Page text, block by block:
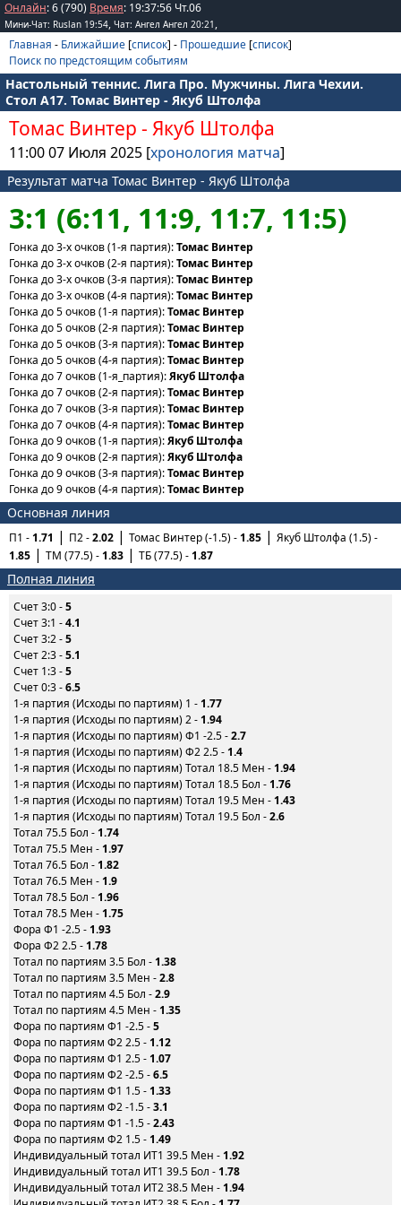
Онлайн: 6 (790) Время: 19:37:56 Чт.06
Мини-Чат: Ruslan 19:54, Чат: Ангел Ангел 20:21 ,
Главная - Ближайшие [список] - Прошедшие [список]
Поиск по предстоящим событиям
Настольный теннис. Лига Про. Мужчины. Лига Чехии.
Стол А17. Томас Винтер - Якуб Штолфа
Томас Винтер - Якуб Штолфа
11:00 07 Июля 2025 [хронология матча]
Результат матча Томас Винтер - Якуб Штолфа
3:1 (6:11, 11:9, 11:7, 11:5)
Гонка до 3-х очков (1-я партия):Томас Винтер
Гонка до 3-х очков (2-я партия):Томас Винтер
Гонка до 3-х очков (3-я партия):Томас Винтер
Гонка до 3-х очков (4-я партия):Томас Винтер
Гонка до 5 очков (1-я партия):Томас Винтер
Гонка до 5 очков (2-я партия):Томас Винтер
Гонка до 5 очков (3-я партия):Томас Винтер
Гонка до 5 очков (4-я партия):Томас Винтер
Гонка до 7 очков (1-я_партия):Якуб Штолфа
Гонка до 7 очков (2-я партия):Томас Винтер
Гонка до 7 очков (3-я партия):Томас Винтер
Гонка до 7 очков (4-я партия):Томас Винтер
Гонка до 9 очков (1-я партия):Якуб Штолфа
Гонка до 9 очков (2-я партия):Якуб Штолфа
Гонка до 9 очков (3-я партия):Томас Винтер
Гонка до 9 очков (4-я партия):Томас Винтер
Основная линия
П1 -1.71 П2 -2.02 Томас Винтер (-1.5) -1.85
Якуб Штолфа (1.5) -
1.85
ТМ (77.5) -1.83 ТБ (77.5) -1.87
Полная линия
Счет 3:0 -5
Счет 3:1 -4.1
Счет 3:2 -5
Счет 2:3 -5.1
Счет 1:3 -5
Счет 0:3 -6.5
1-я партия (Исходы по партиям) 1 - 1.77
1-я партия (Исходы по партиям) 2 - 1.94
1-я партия (Исходы по партиям) Ф1 -2.5 -2.7
1-я партия (Исходы по партиям) Ф2 2.5 - 1.4
1-я партия (Исходы по партиям) Тотал 18.5 Мен - 1.94
1-я партия (Исходы по партиям) Тотал 18.5 Бол - 1.76
1-я партия (Исходы по партиям) Тотал 19.5 Мен - 1.43
1-я партия (Исходы по партиям) Тотал 19.5 Бол -2.6
Тотал 75.5 Бол - 1.74
Тотал 75.5 Мен - 1.97
Тотал 76.5 Бол - 1.82
Тотал 76.5 Мен - 1.9
Тотал 78.5 Бол - 1.96
Тотал 78.5 Мен - 1.75
Фора Ф1 -2.5 - 1.93
Фора Ф2 2.5 - 1.78
Тотал по партиям 3.5 Бол - 1.38
Тотал по партиям 3.5 Мен -2.8
Тотал по партиям 4.5 Бол -2.9
Тотал по партиям 4.5 Мен - 1.35
Фора по партиям Ф1 -2.5 -5
Фора по партиям Ф2 2.5 - 1.12
Фора по партиям Ф1 2.5 - 1.07
Фора по партиям Ф2 -2.5 -6.5
Фора по партиям Ф1 1.5 - 1.33
Фора по партиям Ф2 -1.5 -3.1
Фора по партиям Ф1 -1.5 -2.43
Фора по партиям Ф2 1.5 - 1.49
Индивидуальный тотал ИТ1 39.5 Мен - 1.92
Индивидуальный тотал ИТ1 39.5 Бол - 1.78
Индивидуальный тотал ИТ2 38.5 Мен - 1.94